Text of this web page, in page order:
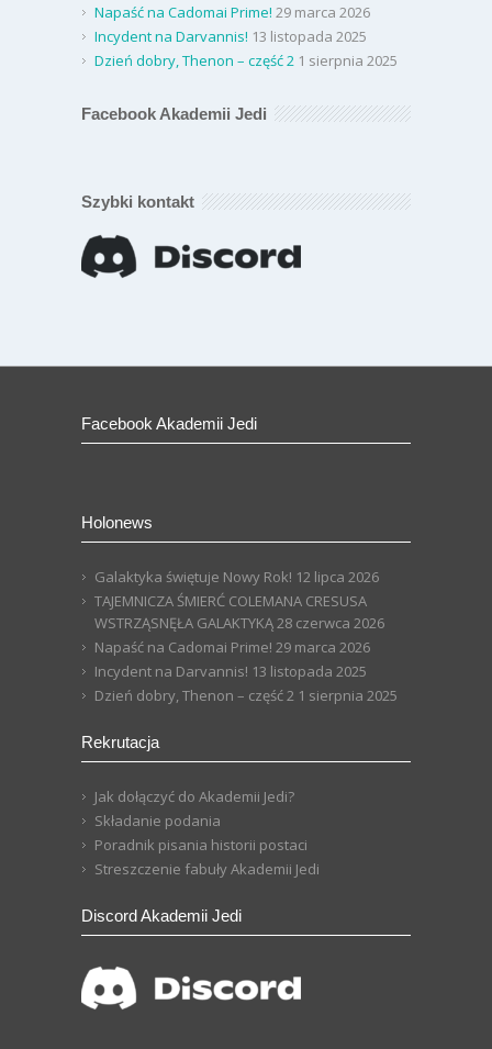
Napaść na Cadomai Prime! 29 marca 2026
Incydent na Darvannis! 13 listopada 2025
Dzień dobry, Thenon – część 2 1 sierpnia 2025
Facebook Akademii Jedi
Szybki kontakt
Facebook Akademii Jedi
Holonews
Galaktyka świętuje Nowy Rok! 12 lipca 2026
TAJEMNICZA ŚMIERĆ COLEMANA CRESUSA
WSTRZĄSNĘŁA GALAKTYKĄ28 czerwca 2026
Napaść na Cadomai Prime! 29 marca 2026
Incydent na Darvannis! 13 listopada 2025
Dzień dobry, Thenon – część 2 1 sierpnia 2025
Rekrutacja
Jak dołączyć do Akademii Jedi?
Składanie podania
Poradnik pisania historii postaci
Streszczenie fabuły Akademii Jedi
Discord Akademii Jedi